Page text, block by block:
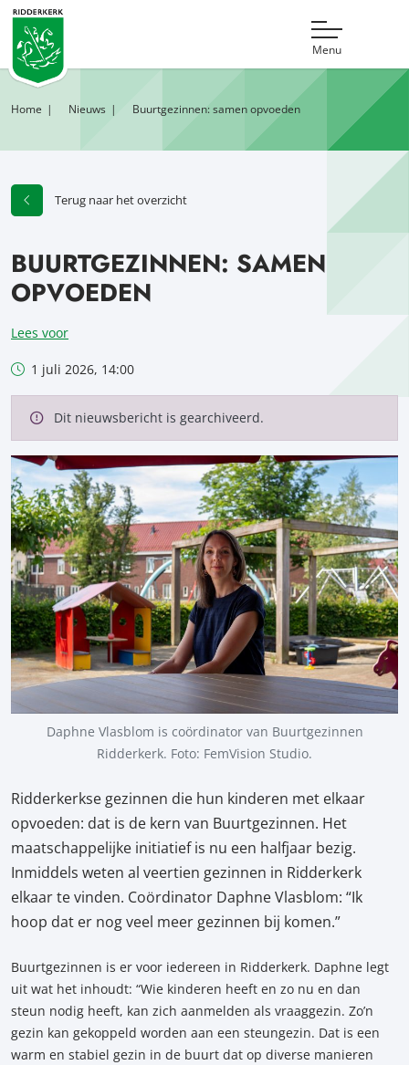
Menu
Home Nieuws Buurtgezinnen: samen opvoeden
Terug naar het overzicht
BUURTGEZINNEN: SAMEN
OPVOEDEN
Lees voor
1 juli 2026, 14:00
Dit nieuwsbericht is gearchiveerd.
Daphne Vlasblom is coördinator van Buurtgezinnen
Ridderkerk. Foto: FemVision Studio.
Ridderkerkse gezinnen die hun kinderen met elkaar
opvoeden: dat is de kern van Buurtgezinnen. Het
maatschappelijke initiatief is nu een halfjaar bezig.
Inmiddels weten al veertien gezinnen in Ridderkerk
elkaar te vinden. Coördinator Daphne Vlasblom: “Ik
hoop dat er nog veel meer gezinnen bij komen.”
Buurtgezinnen is er voor iedereen in Ridderkerk. Daphne legt
uit wat het inhoudt: “Wie kinderen heeft en zo nu en dan
steun nodig heeft, kan zich aanmelden als vraaggezin. Zo’n
gezin kan gekoppeld worden aan een steungezin. Dat is een
warm en stabiel gezin in de buurt dat op diverse manieren